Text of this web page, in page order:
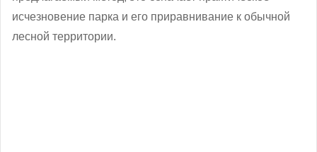
исчезновение парка и его приравнивание к обычной
лесной территории.